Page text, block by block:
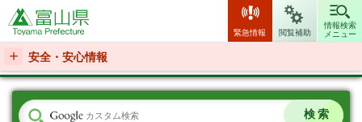
富山県
緊急情報 閲覧補助
情報検索
メニュー
安全・安心情報